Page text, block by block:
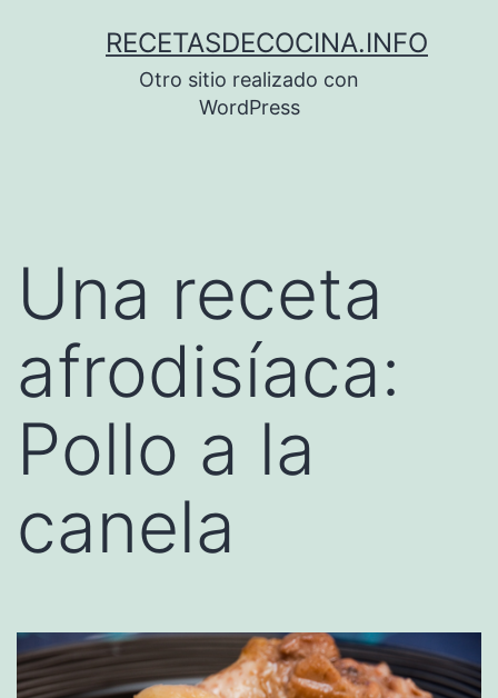
RECETASDECOCINA.INFO
Otro sitio realizado con
WordPress
Una receta
afrodisíaca:
Pollo a la
canela